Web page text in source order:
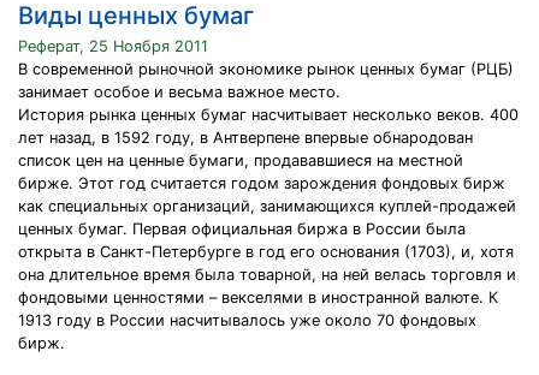
Виды ценных бумаг
Реферат, 25 Ноября 2011
В современной рыночной экономике рынок ценных бумаг (РЦБ)
занимает особое и весьма важное место.
История рынка ценных бумаг насчитывает несколько веков. 400
лет назад, в 1592 году, в Антверпене впервые обнародован
список цен на ценные бумаги, продававшиеся на местной
бирже. Этот год считается годом зарождения фондовых бирж
как специальных организаций, занимающихся куплей-продажей
ценных бумаг. Первая официальная биржа в России была
открыта в Санкт-Петербурге в год его основания (1703), и, хотя
она длительное время была товарной, на ней велась торговля и
фондовыми ценностями – векселями в иностранной валюте. К
1913 году в России насчитывалось уже около 70 фондовых
бирж.